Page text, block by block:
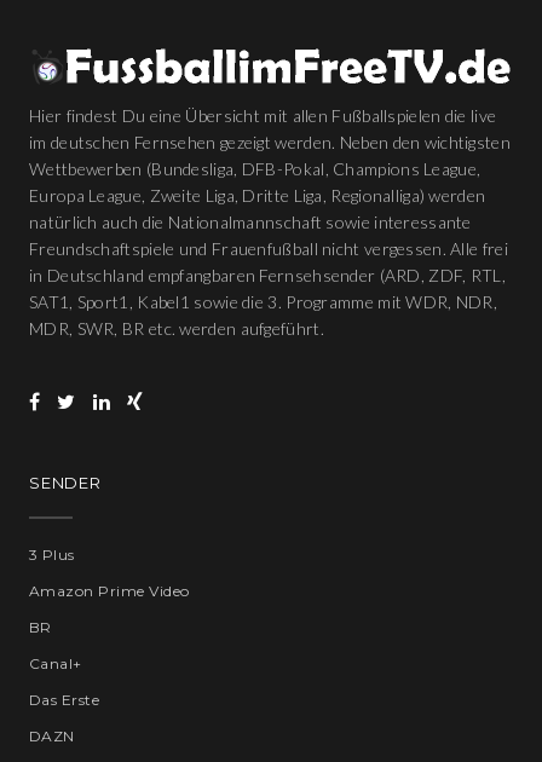
Hier findest Du eine Übersicht mit allen Fußballspielen die live
im deutschen Fernsehen gezeigt werden. Neben den wichtigsten
Wettbewerben (Bundesliga, DFB-Pokal, Champions League,
Europa League, Zweite Liga, Dritte Liga, Regionalliga) werden
natürlich auch die Nationalmannschaft sowie interessante
Freundschaftspiele und Frauenfußball nicht vergessen. Alle frei
in Deutschland empfangbaren Fernsehsender (ARD, ZDF, RTL,
SAT1, Sport1, Kabel1 sowie die 3. Programme mit WDR, NDR,
MDR, SWR, BR etc. werden aufgeführt.
SENDER
3 Plus
Amazon Prime Video
BR
Canal+
Das Erste
DAZN